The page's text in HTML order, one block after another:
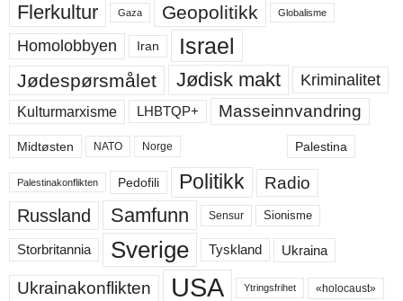
Flerkultur Gaza Geopolitikk Globalisme
Homolobbyen Iran Israel
Jødespørsmålet Jødisk makt Kriminalitet
Kulturmarxisme LHBTQP+ Masseinnvandring
Midtøsten NATO Norge Palestina
Palestinakonflikten Pedofili Politikk Radio
Russland Samfunn Sensur Sionisme
Storbritannia Sverige Tyskland Ukraina
Ukrainakonflikten USA Ytringsfrihet «holocaust»